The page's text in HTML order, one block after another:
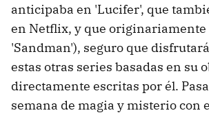
anticipaba en 'Lucifer', que
en Netflix, y que
'Sandman'), seguro que
estas otras series basadas en su
directamente escritas por él.
semana de magia y misterio con